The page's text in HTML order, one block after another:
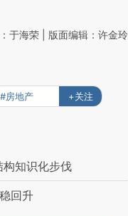
于海荣 | 版面编辑：许金玲
#房地产 +关注
知识化步伐
回升